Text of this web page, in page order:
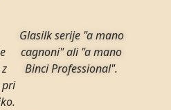
pri
Glasilk serije "a mano
cagnoni" ali "a mano
Binci Professional".